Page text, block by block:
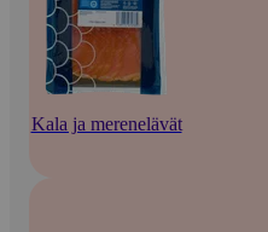
Kala ja merenelävät